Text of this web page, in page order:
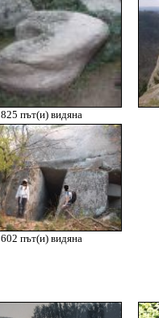
825 път(и) видяна
602 път(и) видяна